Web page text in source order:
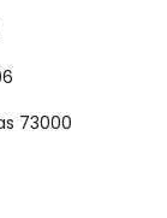
73000